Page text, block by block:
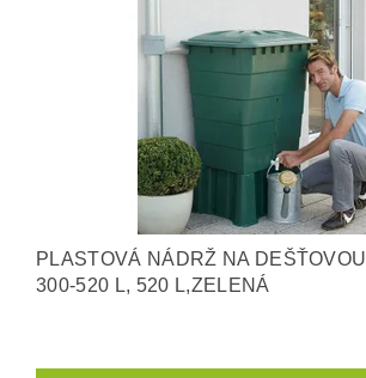
PLASTOVÁ NÁDRŽ NA
300-520 L, 520 L,ZELENÁ